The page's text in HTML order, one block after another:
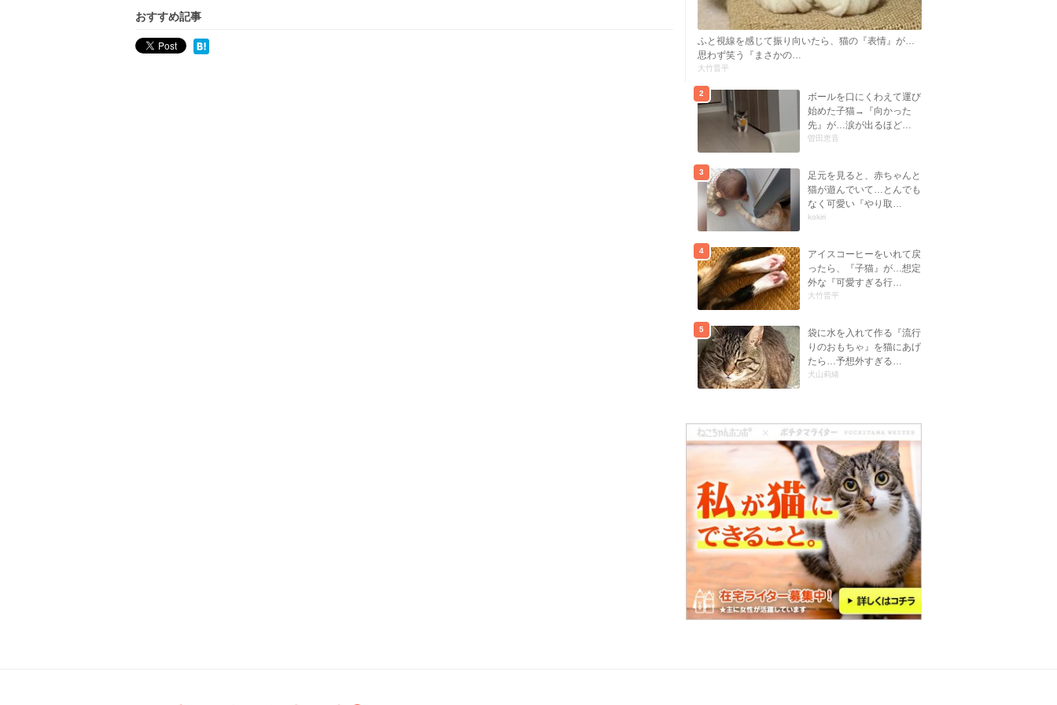
おすすめ記事
ふと視線を感じて振り向いたら、猫の『表情』が…
思わず笑う『まさかの…
大竹晋平
2
ボールを口にくわえて運び
始めた子猫→『向かった
先』が…涙が出るほど…
曽田恵音
3
足元を見ると、赤ちゃんと
猫が遊んでいて…とんでも
なく可愛い『やり取…
kokiri
4
アイスコーヒーをいれて戻
ったら、『子猫』が…想定
外な『可愛すぎる行…
大竹晋平
5
袋に水を入れて作る『流行
りのおもちゃ』を猫にあげ
たら…予想外すぎる…
犬山莉緒